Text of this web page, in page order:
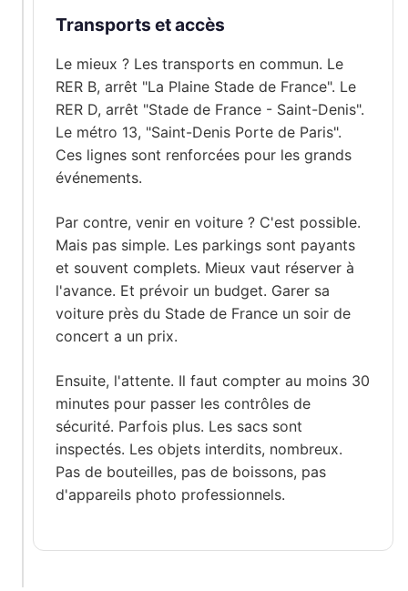
Transports et accès
Le mieux ? Les transports en commun. Le
RER B, arrêt "La Plaine Stade de France". Le
RER D, arrêt "Stade de France - Saint-Denis".
Le métro 13, "Saint-Denis Porte de Paris".
Ces lignes sont renforcées pour les grands
événements.
Par contre, venir en voiture ? C'est possible.
Mais pas simple. Les parkings sont payants
et souvent complets. Mieux vaut réserver à
l'avance. Et prévoir un budget. Garer sa
voiture près du Stade de France un soir de
concert a un prix.
Ensuite, l'attente. Il faut compter au moins 30
minutes pour passer les contrôles de
sécurité. Parfois plus. Les sacs sont
inspectés. Les objets interdits, nombreux.
Pas de bouteilles, pas de boissons, pas
d'appareils photo professionnels.